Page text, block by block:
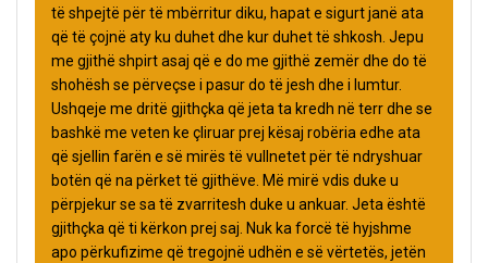
të shpejtë për të mbërritur diku, hapat e sigurt janë ata
që të çojnë aty ku duhet dhe kur duhet të shkosh. Jepu
me gjithë shpirt asaj që e do me gjithë zemër dhe do të
shohësh se përveçse i pasur do të jesh dhe i lumtur.
Ushqeje me dritë gjithçka që jeta ta kredh në terr dhe se
bashkë me veten ke çliruar prej kësaj robëria edhe ata
që sjellin farën e së mirës të vullnetet për të ndryshuar
botën që na përket të gjithëve. Më mirë vdis duke u
përpjekur se sa të zvarritesh duke u ankuar. Jeta është
gjithçka që ti kërkon prej saj. Nuk ka forcë të hyjshme
apo përkufizime që tregojnë udhën e së vërtetës, jetën